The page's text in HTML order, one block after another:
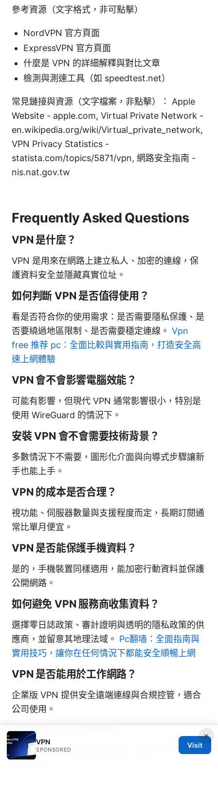
參考資源（文字格式，非可點擊）
NordVPN 官方頁面
ExpressVPN 官方頁面
什麼是 VPN 的詳細解釋與對比文章
檢測與測速工具（如 speedtest.net）
常見鏈接與資源（文字檔案，非點擊）： Apple
Website - apple.com, Virtual Private Network -
en.wikipedia.org/wiki/Virtual_private_network,
VPN Privacy Statistics -
statista.com/topics/5871/vpn, 網路安全指南 -
nis.nat.gov.tw
Frequently Asked Questions
VPN 是什麼？
VPN 是用來在網路上建立私人、加密的連線，保
護資料安全並隱藏真實位址。
如何判斷 VPN 是否值得使用？
看是否符合你的使用需求：是否需要隱私保護、是
否要繞過地區限制、是否需要穩定連線。 Vpn
free 推荐 pc：全面比較與實用指南，打造安全高
速上網體驗
VPN 會不會影響電腦效能？
可能有影響，但現代 VPN 通常影響很小，特別是
使用 WireGuard 的情況下。
安裝 VPN 會不會需要技術背景？
多數情況下不需要，圖形化介面與向導式步驟讓新
手也能上手。
VPN 的成本是否合理？
視功能、伺服器數量與支援程度而定，長期訂閱通
常比單月便宜。
VPN 是否能保護手機資料？
是的，手機裝置同樣適用，能加密行動資料並保護
公開網路。
如何避免 VPN 服務商收集資料？
選擇零日誌政策、審計證明與透明的隱私政策的供
應商，並留意其地理法域。 Pc翻墙：全面指南與
實用技巧，讓你在任何情況下都能安全順暢上網
VPN 是否能用於工作網路？
企業版 VPN 提供安全遠端連線與合規控管，適合
公司使用。
如何測試 VPN 的穩定性？
長時間使用、測試多個伺服器、檢查 DNS 漏洩與
×
VPN
SPONSORED
Visit